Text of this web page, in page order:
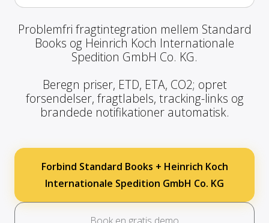
Problemfri fragtintegration mellem Standard
Books og Heinrich Koch Internationale
Spedition GmbH Co. KG.
Beregn priser, ETD, ETA, CO2; opret
forsendelser, fragtlabels, tracking-links og
brandede notifikationer automatisk.
Forbind Standard Books + Heinrich Koch
Internationale Spedition GmbH Co. KG